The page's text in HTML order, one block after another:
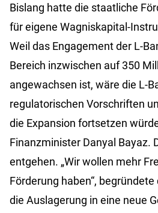
Bislang hatte die staatliche
für eigene Wagniskapital-
Weil das Engagement der L-
Bereich inzwischen auf 350
angewachsen ist, wäre die L-
regulatorischen Vorschriften
die Expansion fortsetzen
Finanzminister Danyal Bayaz.
entgehen. „Wir wollen mehr
Förderung haben“,
die Auslagerung in eine neue